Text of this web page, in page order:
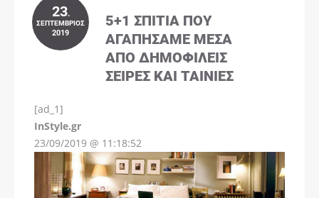
23.
ΣΕΠΤΈΜΒΡΙΟΣ
2019
5+1 ΣΠΊΤΙΑ ΠΟΥ
ΑΓΑΠΉΣΑΜΕ ΜΈΣΑ
ΑΠΌ ΔΗΜΟΦΙΛΕΊΣ
ΣΕΙΡΈΣ ΚΑΙ ΤΑΙΝΊΕΣ
[ad_1]
InStyle.gr
23/09/2019 @ 11:18:52